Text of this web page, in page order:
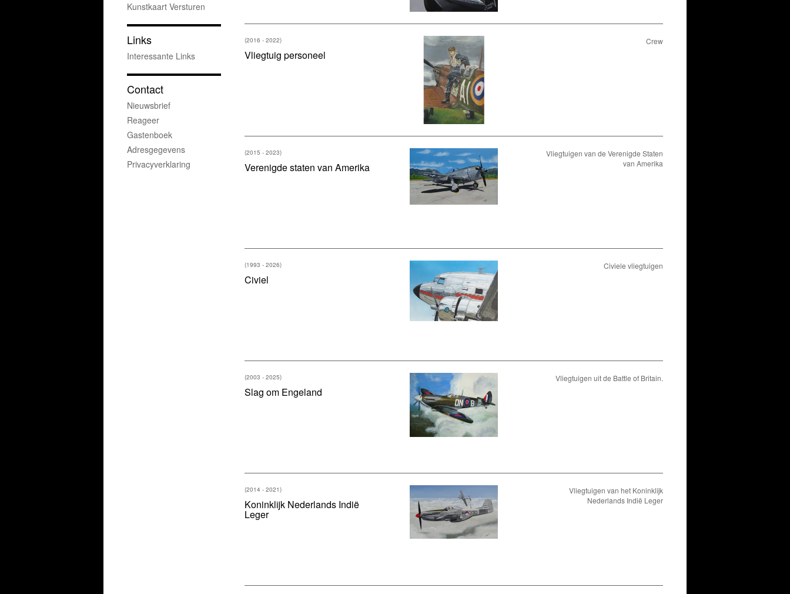
Vliegtuig personeel
(2016 - 2022) Crew
Verenigde staten van Amerika
(2015 - 2023)
Vliegtuigen van de Verenigde Staten
van Amerika
Civiel
(1993 - 2026) Civiele vliegtuigen
Slag om Engeland
(2003 - 2025) Vliegtuigen uit de Battle of Britain.
Koninklijk Nederlands Indië
Leger
(2014 - 2021)
Vliegtuigen van het Koninklijk
Nederlands Indië Leger
Kunstkaart Versturen
Links
Interessante Links
Contact
Nieuwsbrief
Reageer
Gastenboek
Adresgegevens
Privacyverklaring